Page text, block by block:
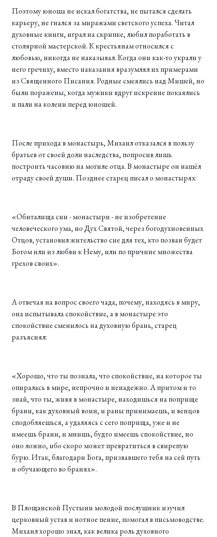
Поэтому юноша не искал богатства, не пытался сделать
карьеру, не гнался за миражами светского успеха. Читал
духовные книги, играл на скрипке, любил поработать в
столярной мастерской. К крестьянам относился с
любовью, никогда не наказывал. Когда они как-то украли у
него гречиху, вместо наказания вразумлял их примерами
из Священного Писания. Родные смеялись над Мишей, но
были поражены, когда мужики вдруг искренне покаялись
и пали на колени перед юношей.
После прихода в монастырь, Михаил отказался в пользу
братьев от своей доли наследства, попросив лишь
построить часовню на могиле отца. В монастыре он нашёл
отраду своей души. Позднее старец писал о монастырях:
«Обиталища сии - монастыри - не изобретение
человеческого ума, но Дух Святой, через богодухновенных
Отцов, установил жительство сие для тех, кто позван будет
Богом или из любви к Нему, или по причине множества
грехов своих».
А отвечая на вопрос своего чада, почему, находясь в миру,
она испытывала спокойствие, а в монастыре это
спокойствие сменилось на духовную брань, старец
разъяснял:
«Хорошо, что ты познала, что спокойствие, на которое ты
опиралась в мире, непрочно и ненадежно. А притом и то
знай, что ты, живя в монастыре, находишься на поприще
брани, как духовный воин, и раны принимаешь, и венцов
сподобляешься, а удаляясь с сего поприща, уже и не
имеешь брани, и мнишь, будто имеешь спокойствие, но
оно ложно, ибо скоро может превратиться в свирепую
бурю. Итак, благодари Бога, призвавшего тебя на сей путь
и обучающего во бранях».
В Площанской Пустыни молодой послушник изучил
церковный устав и нотное пение, помогал в письмоводстве.
Михаил хорошо знал, как велика роль духовного